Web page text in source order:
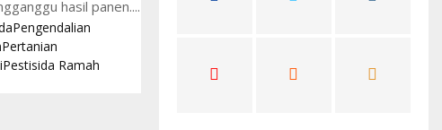
hasil panen....
Pengendalian
Pertanian
Pestisida Ramah